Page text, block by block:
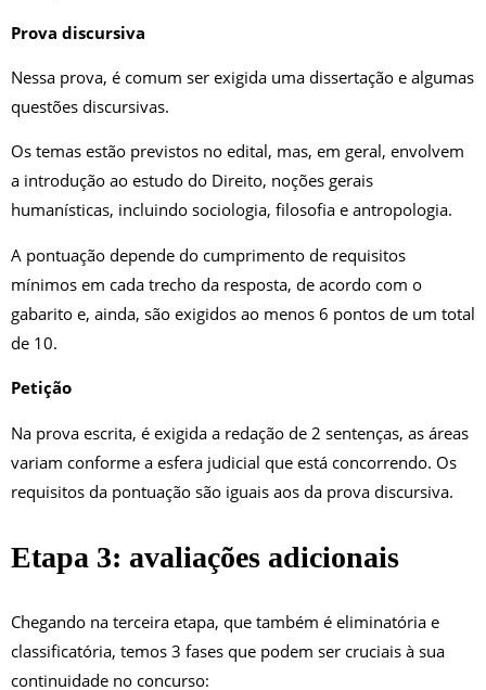
Prova discursiva
Nessa prova, é comum ser exigida uma dissertação e algumas
questões discursivas.
Os temas estão previstos no edital, mas, em geral, envolvem
a introdução ao estudo do Direito, noções gerais
humanísticas, incluindo sociologia, filosofia e antropologia.
A pontuação depende do cumprimento de requisitos
mínimos em cada trecho da resposta, de acordo com o
gabarito e, ainda, são exigidos ao menos 6 pontos de um total
de 10.
Petição
Na prova escrita, é exigida a redação de 2 sentenças, as áreas
variam conforme a esfera judicial que está concorrendo. Os
requisitos da pontuação são iguais aos da prova discursiva.
Etapa 3: avaliações adicionais
Chegando na terceira etapa, que também é eliminatória e
classificatória, temos 3 fases que podem ser cruciais à sua
continuidade no concurso: